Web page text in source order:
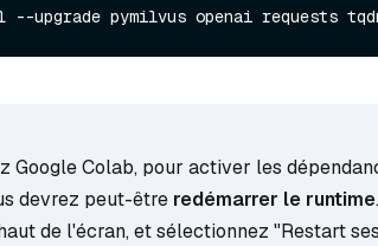
Google Colab, pour activer les
devrez peut-être redémarrer le runtime
de l'écran, et sélectionnez "Restart